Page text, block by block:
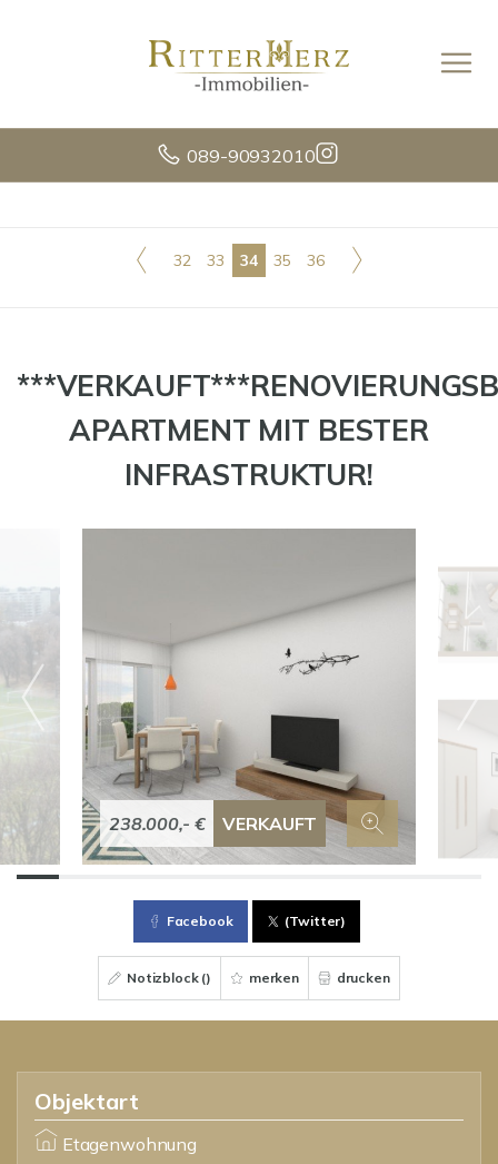
089-90932010
32 33 34 35 36
APARTMENT MIT BESTER
INFRASTRUKTUR!
238.000,- € VERKAUFT
Facebook (Twitter)
Notizblock () merken drucken
Objektart
Etagenwohnung